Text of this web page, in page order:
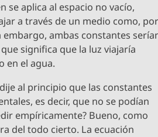
se aplica al espacio no vacío,
a través de un medio como,
embargo, ambas constantes
significa que la luz viajaría
en el agua.
al principio que las constantes
es decir, que no se podían
empíricamente? Bueno, como
del todo cierto. La ecuación